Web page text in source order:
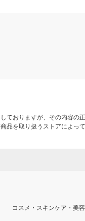
ておりますが、その内容の
品を取り扱うストアによっ
コスメ・スキンケア・美容